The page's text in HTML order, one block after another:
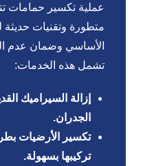
عملية تكسير حمامات
متطورة وتقنيات حديثة
الأساسي وضمان عدم
تشمل هذه الخدمات:
إزالة السيراميك
الجدران.
تكسير الأرضيات
تركيبها بسهولة.